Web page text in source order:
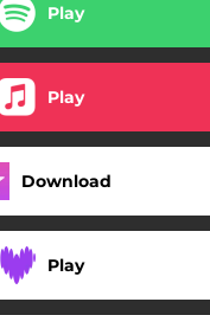
Play
Play
Download
Play